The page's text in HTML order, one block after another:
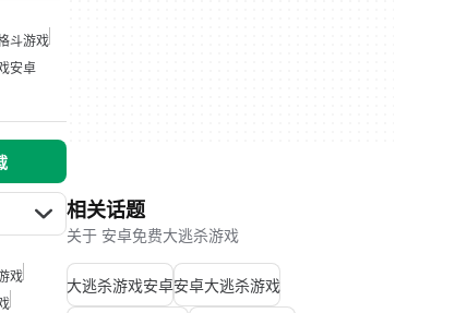
斗游戏
安卓
戏
相关话题
关于 安卓免费大逃杀游戏
大逃杀游戏安卓安卓大逃杀游戏